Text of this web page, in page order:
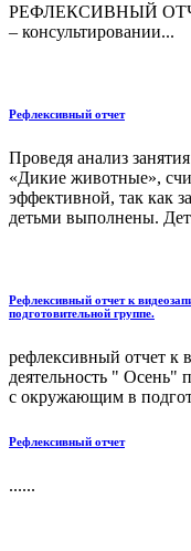
РЕФЛЕКСИВНЫЙ
– консультировании...
Рефлексивный отчет
Проведя анализ
«Дикие животные»,
эффективной, так как
детьми выполнены.
Рефлексивный отчет к
подготовительной группе.
рефлексивный отчет к
деятельность " Осень"
с окружающим в
Рефлексивный отчет
......